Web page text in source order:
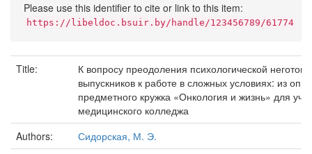
Please use this identifier to cite or link to this item:
https://libeldoc.bsuir.by/handle/123456789/61774
Title:
К вопросу преодоления психологической
выпускников к работе в сложных условиях: из
предметного кружка «Онкология и жизнь» для
медицинского колледжа
Authors:
Сидорская, М. Э.